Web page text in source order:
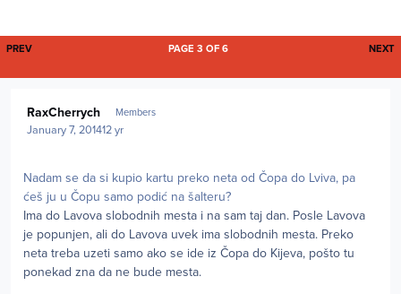
FIRST PAGE
PREV NEXT
PAGE 3 OF 6
RaxCherrych Members
January 7, 201412 yr
Nadam se da si kupio kartu preko neta od Čopa do Lviva, pa
ćeš ju u Čopu samo podić na šalteru?
Ima do Lavova slobodnih mesta i na sam taj dan. Posle Lavova
je popunjen, ali do Lavova uvek ima slobodnih mesta. Preko
neta treba uzeti samo ako se ide iz Čopa do Kijeva, pošto tu
ponekad zna da ne bude mesta.